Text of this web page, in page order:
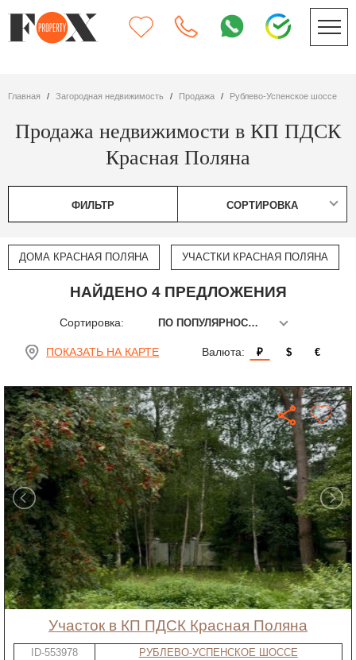
Главная Загородная недвижимость Продажа Рублево-Успенское шоссе
Продажа недвижимости в КП ПДСК
Красная Поляна
ФИЛЬТР СОРТИРОВКА
ДОМА КРАСНАЯ ПОЛЯНА УЧАСТКИ КРАСНАЯ ПОЛЯНА
НАЙДЕНО 4 ПРЕДЛОЖЕНИЯ
Сортировка: ПО ПОПУЛЯРНОСТИ
ПОКАЗАТЬ НА КАРТЕ Валюта: ₽ $ €
участок в КП ПДСК Красная Поляна
ID-553978
РУБЛЕВО-УСПЕНСКОЕ ШОССЕ